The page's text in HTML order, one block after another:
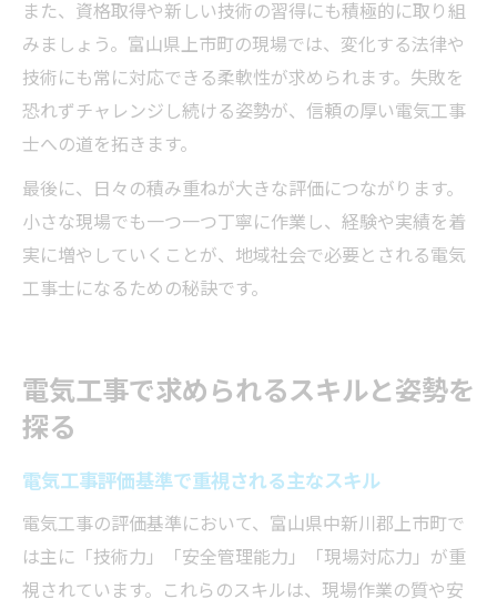
また、資格取得や新しい技術の習得にも積極的に取り組
みましょう。富山県上市町の現場では、変化する法律や
技術にも常に対応できる柔軟性が求められます。失敗を
恐れずチャレンジし続ける姿勢が、信頼の厚い電気工事
士への道を拓きます。
最後に、日々の積み重ねが大きな評価につながります。
小さな現場でも一つ一つ丁寧に作業し、経験や実績を着
実に増やしていくことが、地域社会で必要とされる電気
工事士になるための秘訣です。
電気工事で求められるスキルと姿勢を
探る
電気工事評価基準で重視される主なスキル
電気工事の評価基準において、富山県中新川郡上市町で
は主に「技術力」「安全管理能力」「現場対応力」が重
視されています。これらのスキルは、現場作業の質や安